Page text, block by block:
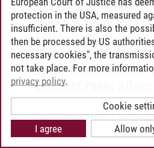
Staatswissenschaften /
School of Public Affairs
Recht-Research Forum
Promotionsstudium
Staatswissenschaften /
School of Public Affairs
Verhaltensökonomik
Transformation-
Promotionsstudium
protection in the USA, measured
insufficient. There is also the
then be processed by US
necessary cookies", the
not take place. For more
privacy policy.
Cookie
Allow
I agree